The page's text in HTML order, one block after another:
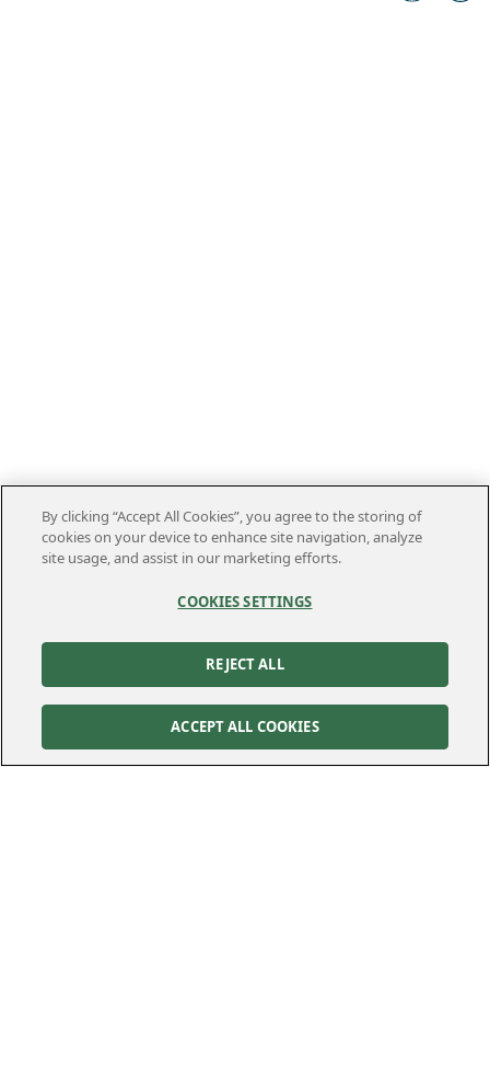
Kontakt
By clicking “Accept All Cookies”, you agree to the storing of
cookies on your device to enhance site navigation, analyze
site usage, and assist in our marketing efforts.
COOKIES SETTINGS
REJECT ALL
ACCEPT ALL COOKIES